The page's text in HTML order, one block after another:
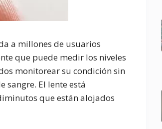
a millones de usuarios
que puede medir los niveles
monitorear su condición sin
sangre. El lente está
que están alojados